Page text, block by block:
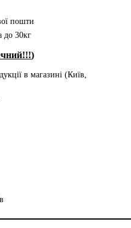
пошти
до 30кг
)
в магазині (Київ,